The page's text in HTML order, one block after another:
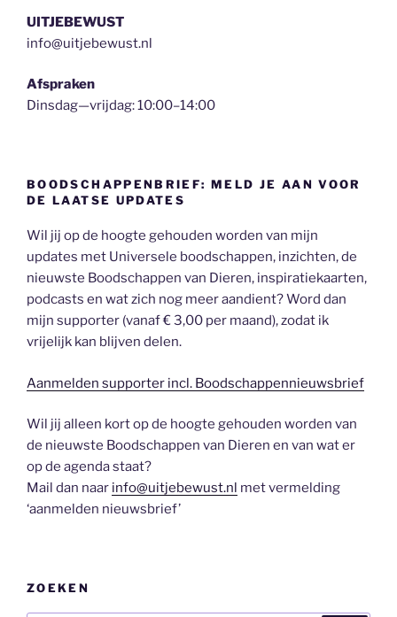
UITJEBEWUST
info@uitjebewust.nl
Afspraken
Dinsdag—vrijdag: 10:00–14:00
BOODSCHAPPENBRIEF: MELD JE AAN VOOR
DE LAATSE UPDATES
Wil jij op de hoogte gehouden worden van mijn
updates met Universele boodschappen, inzichten, de
nieuwste Boodschappen van Dieren, inspiratiekaarten,
podcasts en wat zich nog meer aandient? Word dan
mijn supporter (vanaf € 3,00 per maand), zodat ik
vrijelijk kan blijven delen.
Aanmelden supporter incl. Boodschappennieuwsbrief
Wil jij alleen kort op de hoogte gehouden worden van
de nieuwste Boodschappen van Dieren en van wat er
op de agenda staat?
Mail dan naar info@uitjebewust.nl met vermelding
‘aanmelden nieuwsbrief’
ZOEKEN